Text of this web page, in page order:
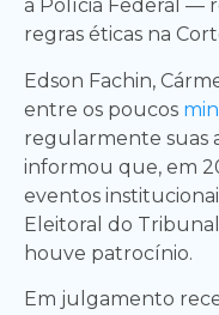
a Polícia Federal —
regras éticas na
Edson Fachin,
entre os poucos
regularmente suas
informou que, em
eventos
Eleitoral do
houve patrocínio.
Em julgamento